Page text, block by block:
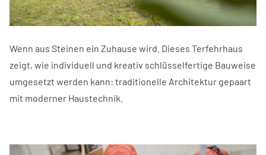
Wenn aus Steinen ein Zuhause wird. Dieses Terfehrhaus
zeigt, wie individuell und kreativ schlüsselfertige Bauweise
umgesetzt werden kann: traditionelle Architektur gepaart
mit moderner Haustechnik.